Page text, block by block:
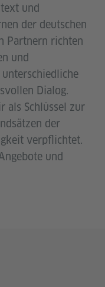
und
der deutschen
Partnern richten
und
Dialog.
als Schlüssel zur
der
verpflichtet.
und